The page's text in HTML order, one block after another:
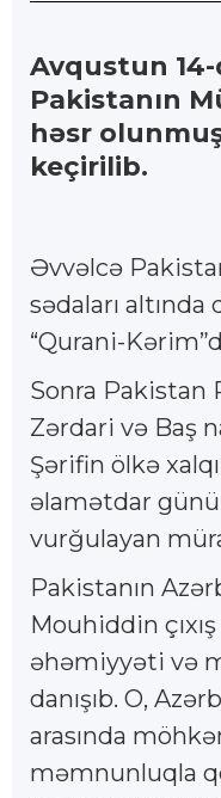
Avqustun 14-
Pakistanın
həsr
keçirilib.
Əvvəlcə
sədaları altında
“Qurani-
Sonra
Zərdari və Baş
Şərifin ölkə
əlamətdar
vurğulayan
Pakistanın
Mouhiddin
əhəmiyyəti və
danışıb. O,
arasında
məmnunluqla